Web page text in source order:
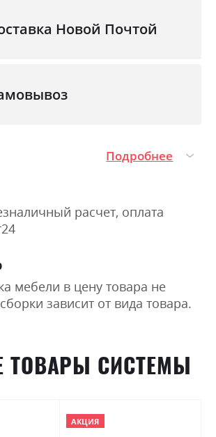
Новой Почтой
Подробнее
расчет, оплата
мебели в цену товара не
зависит от вида товара.
ТОВАРЫ СИСТЕМЫ
АКЦИЯ